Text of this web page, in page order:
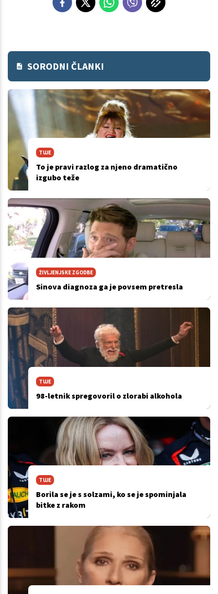
SORODNI ČLANKI
TUJE
To je pravi razlog za njeno dramatično
izgubo teže
ŽIVLJENJSKE ZGODBE
Sinova diagnoza ga je povsem pretresla
TUJE
98-letnik spregovoril o zlorabi alkohola
TUJE
Borila se je s solzami, ko se je spominjala
bitke z rakom